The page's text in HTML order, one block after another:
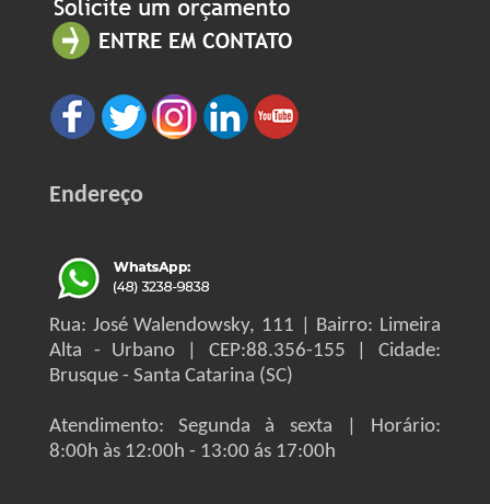
Endereço
Rua: José Walendowsky, 111 | Bairro: Limeira
Alta - Urbano | CEP:88.356-155 | Cidade:
Brusque - Santa Catarina (SC)
Atendimento: Segunda à sexta | Horário:
8:00h às 12:00h - 13:00 ás 17:00h